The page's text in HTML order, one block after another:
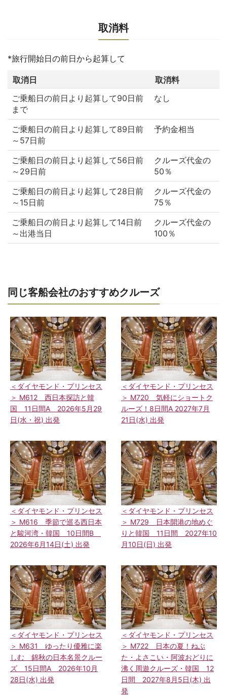
取消料
*旅行開始日の前日から起算して
取消日
取消料
ご乗船日の前日より起算して90日前
まで
なし
ご乗船日の前日より起算して89日前
～57日前
予約金相当
ご乗船日の前日より起算して56日前
～29日前
クルーズ代金の
50％
ご乗船日の前日より起算して28日前
～15日前
クルーズ代金の
75％
ご乗船日の前日より起算して14日前
～出港当日
クルーズ代金の
100％
同じ客船会社のおすすめクルーズ
＜ダイヤモンド・プリンセス
＞ M612 西日本探訪と韓
国 11日間A 2026年5月29
日(水・祝) 出発
＜ダイヤモンド・プリンセス
＞ M720 気軽にショートク
ルーズ！8日間A 2027年7月
21日(水) 出発
＜ダイヤモンド・プリンセス
＞ M616 季節で巡る西日本
と駿河湾・韓国 10日間B
2026年6月14日(土) 出発
＜ダイヤモンド・プリンセス
＞ M729 日本開港の地めぐ
りと韓国 11日間 2027年10
月10日(日) 出発
＜ダイヤモンド・プリンセス
＞ M631 ゆったり優雅に楽
しむ 錦秋の日本名景クルー
ズ 15日間A 2026年10月
28日(水) 出発
＜ダイヤモンド・プリンセス
＞ M722 日本の夏！ねぶ
た・よさこい・阿波おどりに
沸く周遊クルーズ・韓国 12
日間 2027年8月5日(木) 出
発